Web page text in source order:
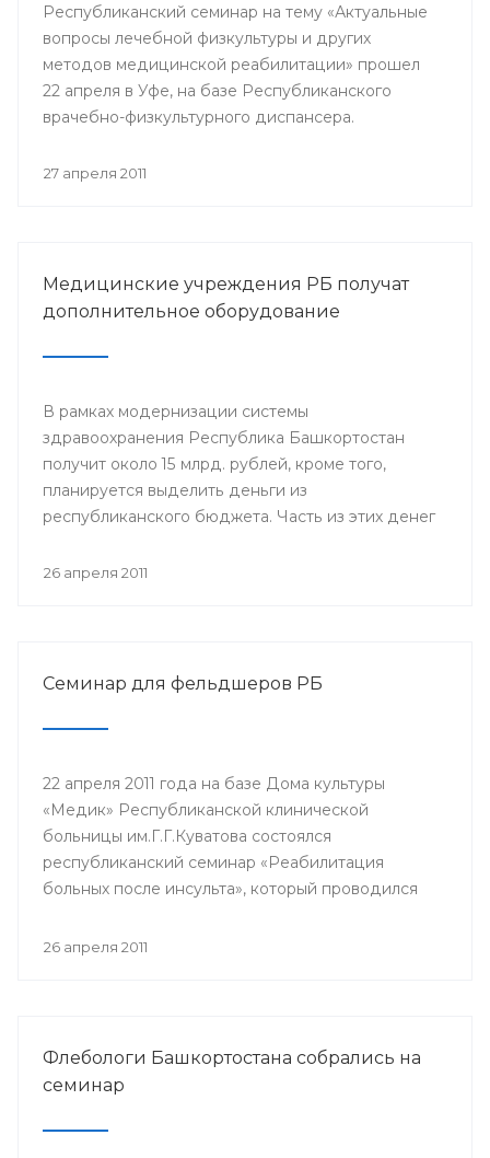
Республиканский семинар на тему «Актуальные
вопросы лечебной физкультуры и других
методов медицинской реабилитации» прошел
22 апреля в Уфе, на базе Республиканского
врачебно-физкультурного диспансера.
27 апреля 2011
Медицинские учреждения РБ получат
дополнительное оборудование
В рамках модернизации системы
здравоохранения Республика Башкортостан
получит около 15 млрд. рублей, кроме того,
планируется выделить деньги из
республиканского бюджета. Часть из этих денег
базы медицинских учреждений РБ.
26 апреля 2011
Семинар для фельдшеров РБ
22 апреля 2011 года на базе Дома культуры
«Медик» Республиканской клинической
больницы им.Г.Г.Куватова состоялся
республиканский семинар «Реабилитация
больных после инсульта», который проводился
Участниками семинара стали средние
26 апреля 2011
Флебологи Башкортостана собрались на
семинар